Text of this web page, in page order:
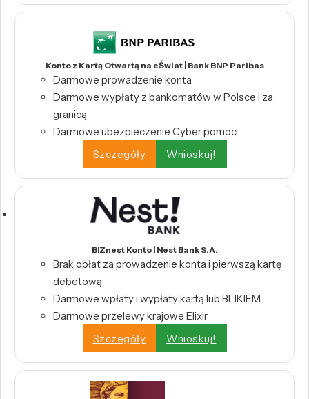
Konto z Kartą Otwartą na eŚwiat | Bank BNP Paribas
Darmowe prowadzenie konta
Darmowe wypłaty z bankomatów w Polsce i za
granicą
Darmowe ubezpieczenie Cyber pomoc
Szczegóły
Wnioskuj!
BIZnest Konto | Nest Bank S.A.
Brak opłat za prowadzenie konta i pierwszą kartę
debetową
Darmowe wpłaty i wypłaty kartą lub BLIKIEM
Darmowe przelewy krajowe Elixir
Szczegóły
Wnioskuj!